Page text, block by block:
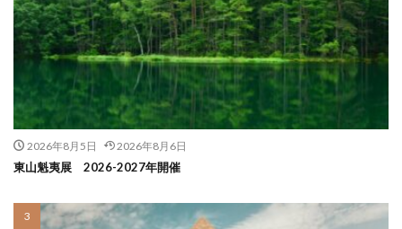
2026年8月5日 2026年8月6日
東山魁夷展 2026-2027年開催